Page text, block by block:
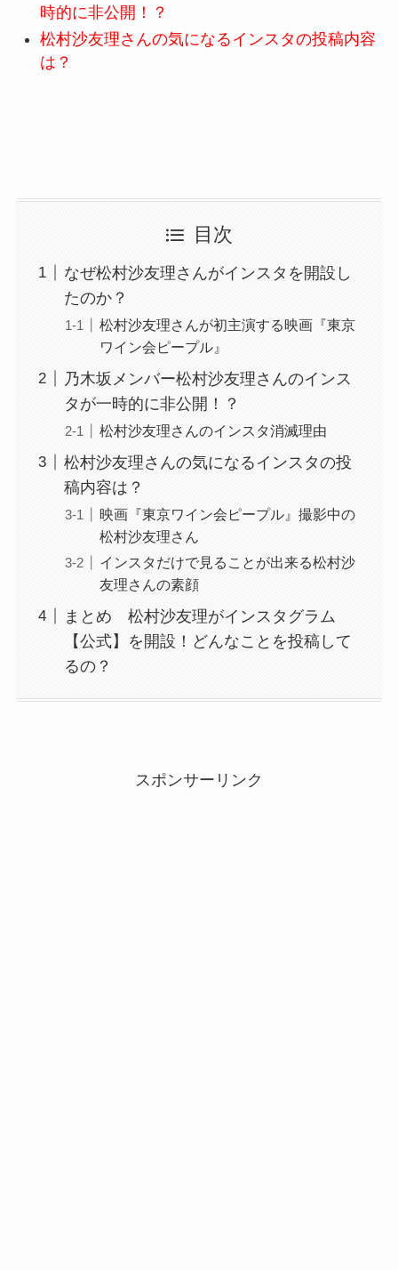
時的に非公開！？
松村沙友理さんの気になるインスタの投稿内容
は？
目次
なぜ松村沙友理さんがインスタを開設し
たのか？
松村沙友理さんが初主演する映画『東京
ワイン会ピープル』
乃木坂メンバー松村沙友理さんのインス
タが一時的に非公開！？
松村沙友理さんのインスタ消滅理由
松村沙友理さんの気になるインスタの投
稿内容は？
映画『東京ワイン会ピープル』撮影中の
松村沙友理さん
インスタだけで見ることが出来る松村沙
友理さんの素顔
まとめ 松村沙友理がインスタグラム
【公式】を開設！どんなことを投稿して
るの？
スポンサーリンク